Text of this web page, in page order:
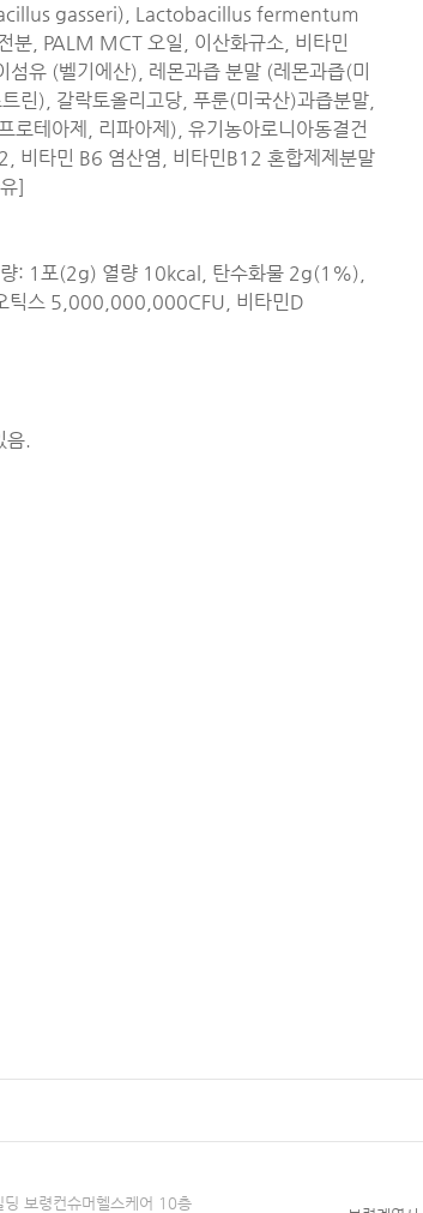
gasseri), Lactobacillus fermentum
분, PALM MCT 오일, 이산화규소, 비타민
유 (벨기에산), 레몬과즙 분말 (레몬과즙(미
린), 갈락토올리고당, 푸룬(미국산)과즙분말,
로테아제, 리파아제), 유기농아로니아동결건
비타민 B6 염산염, 비타민B12 혼합제제분말
]
: 1포(2g) 열량 10kcal, 탄수화물 2g(1%),
스 5,000,000,000CFU, 비타민D
.
보령컨슈머헬스케어 10층